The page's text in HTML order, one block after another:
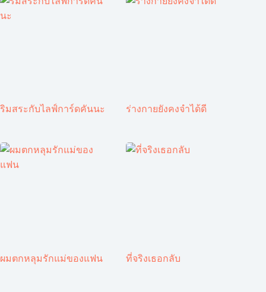
ริมสระกับไลฟ์การ์ดคันนะ ร่างกายยังคงจำได้ดี
ผมตกหลุมรักแม่ของแฟน ที่จริงเธอกลับ